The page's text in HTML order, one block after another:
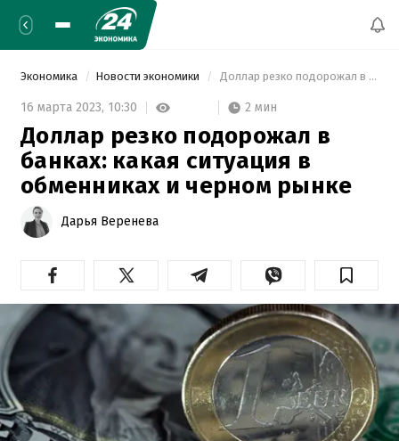
Экономика Новости экономики Доллар резко подорожал в банках: какая ситуация в обменниках и черном рынке
16 марта 2023, 10:30 2 мин
Доллар резко подорожал в
банках: какая ситуация в
обменниках и черном рынке
Дарья Веренева